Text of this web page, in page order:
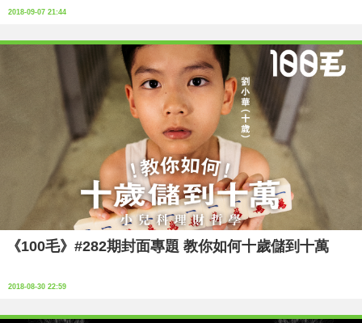
2018-09-07 21:44
《100毛》#282期封面專題 教你如何十歲儲到十萬
2018-08-30 22:59